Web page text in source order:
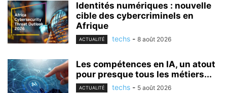
Identités numériques : nouvelle
cible des cybercriminels en
Afrique
ACTUALITÉ techs - 8 août 2026
Les compétences en IA, un atout
pour presque tous les métiers...
ACTUALITÉ techs - 5 août 2026